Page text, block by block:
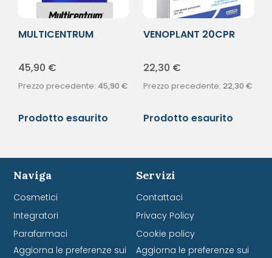
MULTICENTRUM
45,90 €
Prezzo precedente: 45,90 €
Prodotto esaurito
VENOPLANT 20CPR
22,30 €
Prezzo precedente: 22,30 €
Prodotto esaurito
Naviga
Cosmetici
Integratori
Parafarmaci
Aggiorna le preferenze sui
Servizi
Contattaci
Privacy Policy
Cookie policy
Aggiorna le preferenze sui